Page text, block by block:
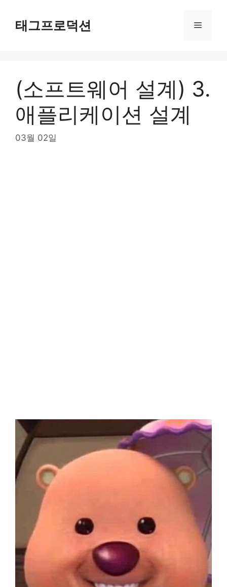
content태그프로덕션 Menu
(소프트웨어 설계) 3.
애플리케이션 설계
03월 02일